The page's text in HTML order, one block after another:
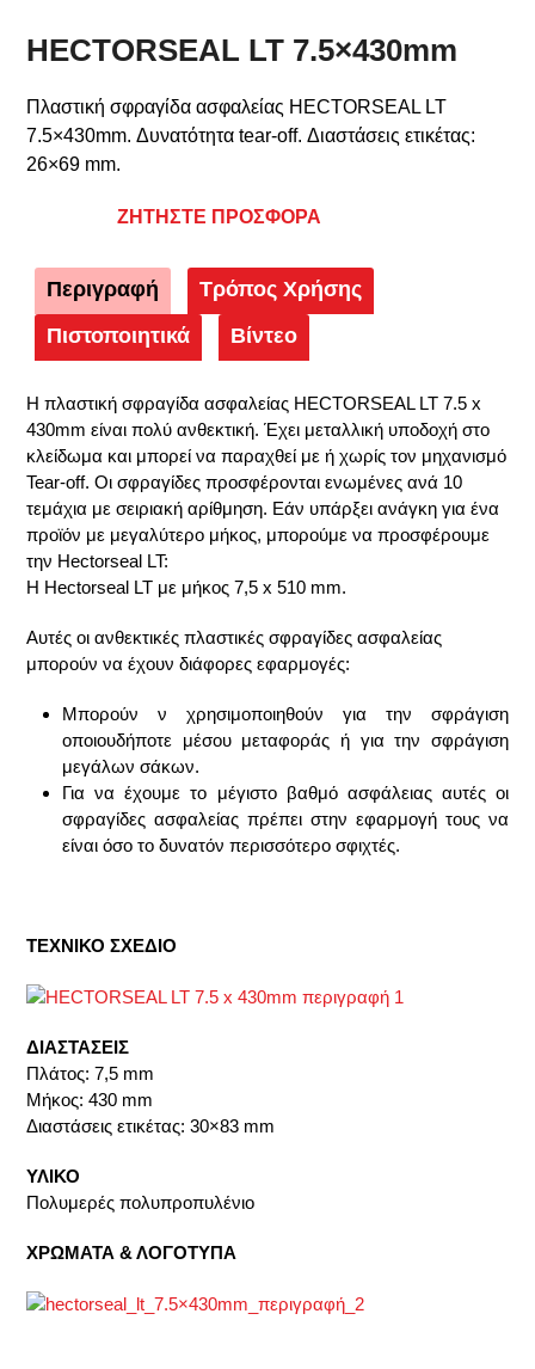
HECTORSEAL LT 7.5×430mm
Πλαστική σφραγίδα ασφαλείας HECTORSEAL LT
7.5×430mm. Δυνατότητα tear-off. Διαστάσεις ετικέτας:
26×69 mm.
ΖΗΤΗΣΤΕ ΠΡΟΣΦΟΡΑ
Περιγραφή
Τρόπος Χρήσης
Πιστοποιητικά
Βίντεο
Η πλαστική σφραγίδα ασφαλείας HECTORSEAL LT 7.5 x
430mm είναι πολύ ανθεκτική. Έχει μεταλλική υποδοχή στο
κλείδωμα και μπορεί να παραχθεί με ή χωρίς τον μηχανισμό
Tear-off. Οι σφραγίδες προσφέρονται ενωμένες ανά 10
τεμάχια με σειριακή αρίθμηση. Εάν υπάρξει ανάγκη για ένα
προϊόν με μεγαλύτερο μήκος, μπορούμε να προσφέρουμε
την Hectorseal LT:
Η Hectorseal LT με μήκος 7,5 x 510 mm.
Αυτές οι ανθεκτικές πλαστικές σφραγίδες ασφαλείας
μπορούν να έχουν διάφορες εφαρμογές:
Μπορούν ν χρησιμοποιηθούν για την σφράγιση
οποιουδήποτε μέσου μεταφοράς ή για την σφράγιση
μεγάλων σάκων.
Για να έχουμε το μέγιστο βαθμό ασφάλειας αυτές οι
σφραγίδες ασφαλείας πρέπει στην εφαρμογή τους να
είναι όσο το δυνατόν περισσότερο σφιχτές.
ΤΕΧΝΙΚΟ ΣΧΕΔΙΟ
ΔΙΑΣΤΑΣΕΙΣ
Πλάτος: 7,5 mm
Μήκος: 430 mm
Διαστάσεις ετικέτας: 30×83 mm
ΥΛΙΚΟ
Πολυμερές πολυπροπυλένιο
ΧΡΩΜΑΤΑ & ΛΟΓΟΤΥΠΑ